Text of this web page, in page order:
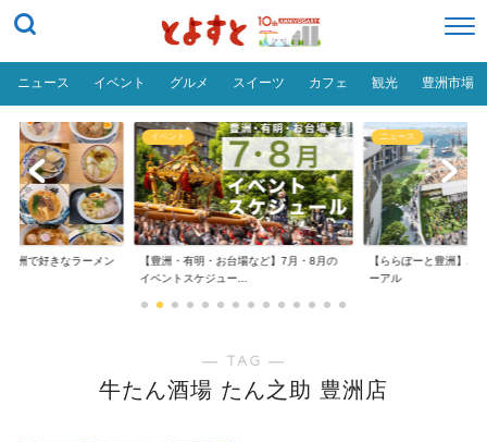
ニュース イベント グルメ スイーツ カフェ 観光 豊洲市場
豊洲で好きなラーメン
イベント
【豊洲・有明・お台場など】7月・8月の
イベントスケジュー...
ニュース
【ららぽーと豊洲】
ーアル
― TAG ―
牛たん酒場 たん之助 豊洲店